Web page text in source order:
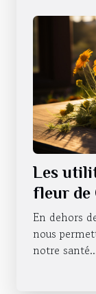
Les
fleur de
En dehors
nous
notre